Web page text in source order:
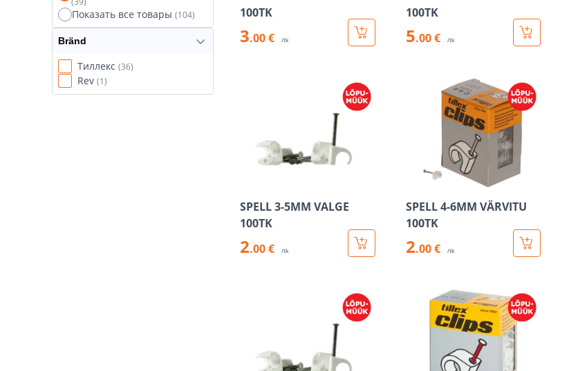
100TK
3.00 € /tk
100TK
5.00 € /tk
SPELL 3-5MM VALGE
100TK
2.00 € /tk
SPELL 4-6MM VÄRVITU
100TK
2.00 € /tk
Показать все товары (104)
Bränd
Тиллекс (36)
Rev (1)